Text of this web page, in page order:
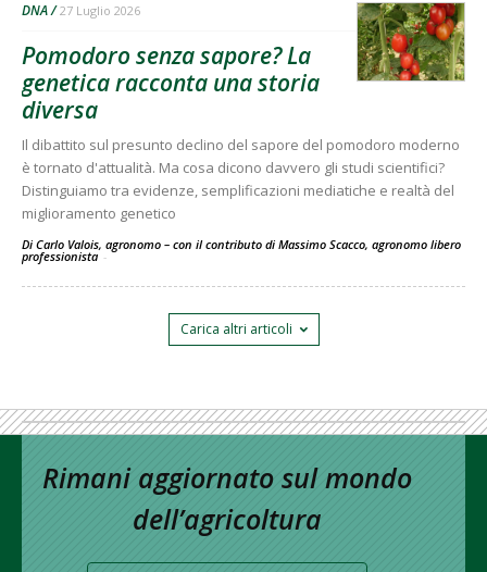
DNA 27 Luglio 2026
Pomodoro senza sapore? La
genetica racconta una storia
diversa
Il dibattito sul presunto declino del sapore del pomodoro moderno
è tornato d'attualità. Ma cosa dicono davvero gli studi scientifici?
Distinguiamo tra evidenze, semplificazioni mediatiche e realtà del
miglioramento genetico
Di Carlo Valois, agronomo – con il contributo di Massimo Scacco, agronomo libero
professionista -
Carica altri articoli
Rimani aggiornato sul mondo
dell’agricoltura